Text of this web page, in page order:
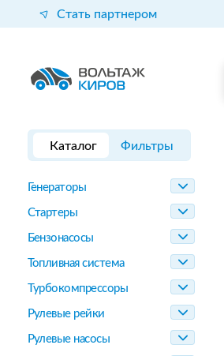
Стать партнером
Каталог Фильтры
Генераторы
Стартеры
Бензонасосы
Топливная система
Турбокомпрессоры
Рулевые рейки
Рулевые насосы